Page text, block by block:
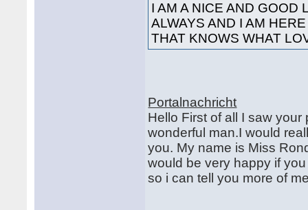
I AM A NICE AND GOOD
ALWAYS AND I AM
THAT KNOWS WHAT
Portalnachricht
Hello First of all I saw
wonderful man.I would
you. My name is Miss
would be very happy if
so i can tell you more of